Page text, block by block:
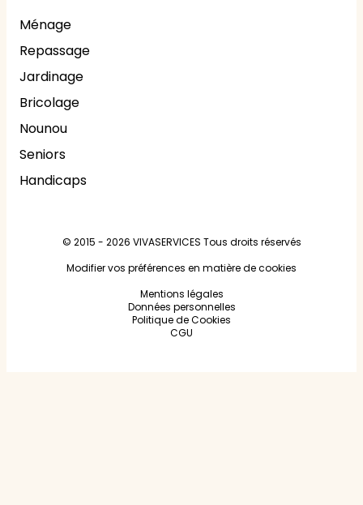
Ménage
Repassage
Jardinage
Bricolage
Nounou
Seniors
Handicaps
© 2015 - 2026 VIVASERVICES Tous droits réservés
Modifier vos préférences en matière de cookies
Mentions légales
Données personnelles
Politique de Cookies
CGU